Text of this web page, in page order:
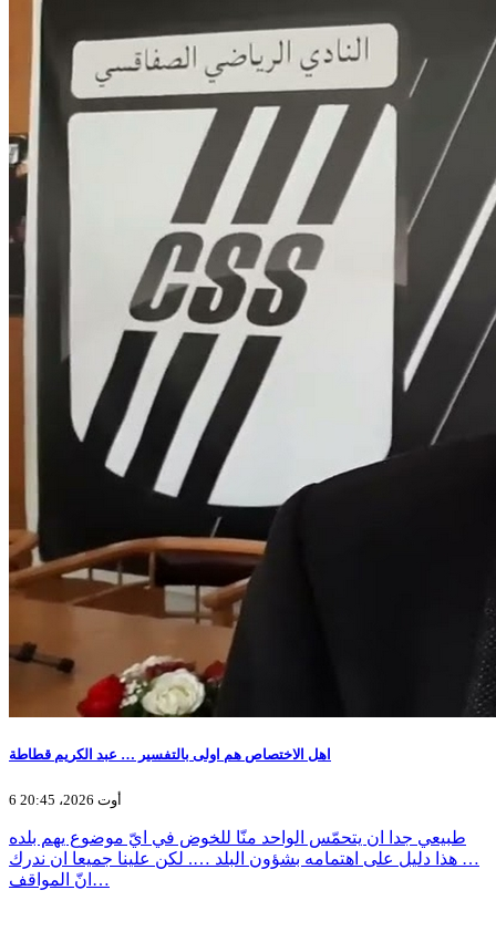
اهل الاختصاص هم اولى بالتفسير … عبد الكريم قطاطة
6 أوت 2026، 20:45
طبيعي جدا ان يتحمّس الواحد منّا للخوض في ايّ موضوع يهم بلده
… هذا دليل على اهتمامه بشؤون البلد …. لكن علينا جميعا ان ندرك
انّ المواقف…